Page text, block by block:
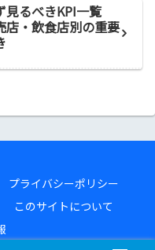
見るべきKPI一覧
店・飲食店別の重要
プライバシーポリシー
このサイトについて